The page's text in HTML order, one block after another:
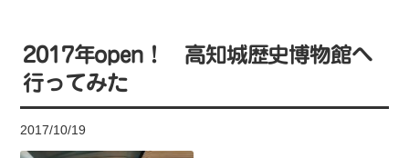
2017年open！ 高知城歴史博物館へ
行ってみた
2017/10/19